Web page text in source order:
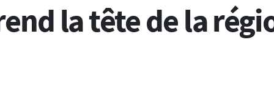
la tête de la